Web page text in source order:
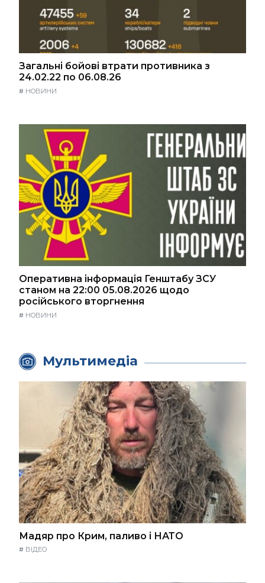
Загальні бойові втрати противника з
24.02.22 по 06.08.26
# НОВИНИ
Оперативна інформація Генштабу ЗСУ
станом на 22:00 05.08.2026 щодо
російського вторгнення
# НОВИНИ
Мультимедіа
Мадяр про Крим, паливо і НАТО
# ВІДЕО